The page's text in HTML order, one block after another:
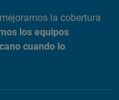
la cobertura
los equipos
cuando lo